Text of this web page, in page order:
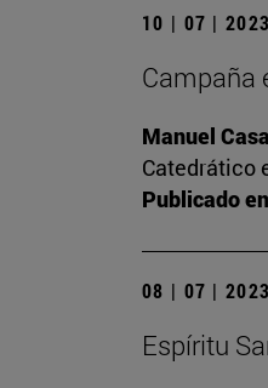
10 | 07 | 2023
Campaña
Manuel
Catedrático
Publicado
08 | 07 | 2023
Espíritu